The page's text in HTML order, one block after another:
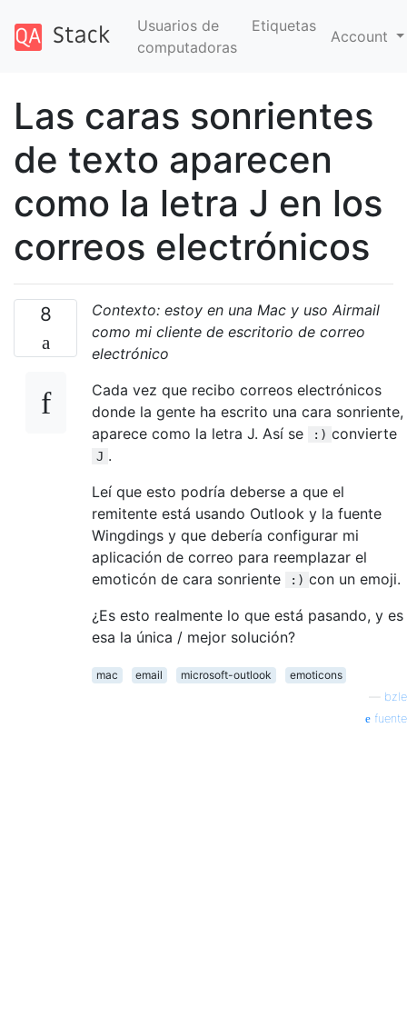
Usuarios de
computadoras
Etiquetas
Account
Las caras sonrientes
de texto aparecen
como la letra J en los
correos electrónicos
8
Contexto: estoy en una Mac y uso Airmail
como mi cliente de escritorio de correo
electrónico
Cada vez que recibo correos electrónicos
donde la gente ha escrito una cara sonriente,
aparece como la letra J. Así se
:) convierte
J .
Leí que esto podría deberse a que el
remitente está usando Outlook y la fuente
Wingdings y que debería configurar mi
aplicación de correo para reemplazar el
emoticón de cara sonriente
:) con un emoji.
¿Es esto realmente lo que está pasando, y es
esa la única / mejor solución?
mac email microsoft-outlook
emoticons
bzle
fuente